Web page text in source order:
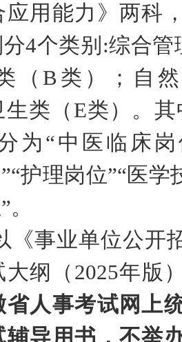
用能力》 两科
4个类别 :综合管
（ B 类）；自
类（ E类）。其
为 “中医临床
”“护理岗位”“医学
”。
《事业单位公开
纲（ 2025年版
人事考试网上
导用书，不举